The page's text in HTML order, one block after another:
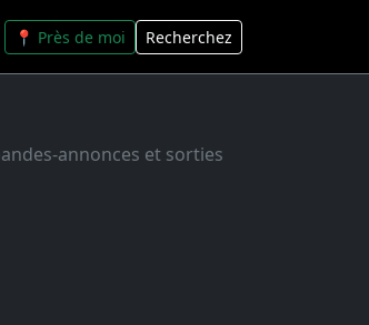
📍 Près de moi Recherchez
annonces et sorties